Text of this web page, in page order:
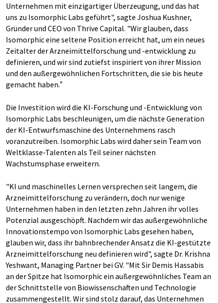
Unternehmen mit einzigartiger Überzeugung, und das hat
uns zu Isomorphic Labs geführt", sagte Joshua Kushner,
Gründer und CEO von Thrive Capital. "Wir glauben, dass
Isomorphic eine seltene Position erreicht hat, um ein neues
Zeitalter der Arzneimittelforschung und -entwicklung zu
definieren, und wir sind zutiefst inspiriert von ihrer Mission
und den außergewöhnlichen Fortschritten, die sie bis heute
gemacht haben.ˮ
Die Investition wird die KI-Forschung und -Entwicklung von
Isomorphic Labs beschleunigen, um die nächste Generation
der KI-Entwurfsmaschine des Unternehmens rasch
voranzutreiben. Isomorphic Labs wird daher sein Team von
Weltklasse-Talenten als Teil seiner nächsten
Wachstumsphase erweitern.
"KI und maschinelles Lernen versprechen seit langem, die
Arzneimittelforschung zu verändern, doch nur wenige
Unternehmen haben in den letzten zehn Jahren ihr volles
Potenzial ausgeschöpft. Nachdem wir das außergewöhnliche
Innovationstempo von Isomorphic Labs gesehen haben,
glauben wir, dass ihr bahnbrechender Ansatz die KI-gestützte
Arzneimittelforschung neu definieren wird", sagte Dr. Krishna
Yeshwant, Managing Partner bei GV. "Mit Sir Demis Hassabis
an der Spitze hat Isomorphic ein außergewöhnliches Team an
der Schnittstelle von Biowissenschaften und Technologie
zusammengestellt. Wir sind stolz darauf, das Unternehmen